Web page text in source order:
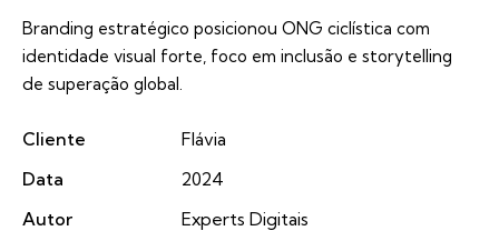
Branding estratégico posicionou ONG ciclística com
identidade visual forte, foco em inclusão e storytelling
de superação global.
Cliente
Flávia
Data
2024
Autor
Experts Digitais